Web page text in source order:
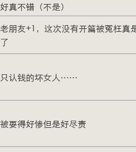
好真不错（不是）
老朋友+1，这次没有开篇被冤枉真
了
只认钱的坏女人……
被耍得好惨但是好尽责